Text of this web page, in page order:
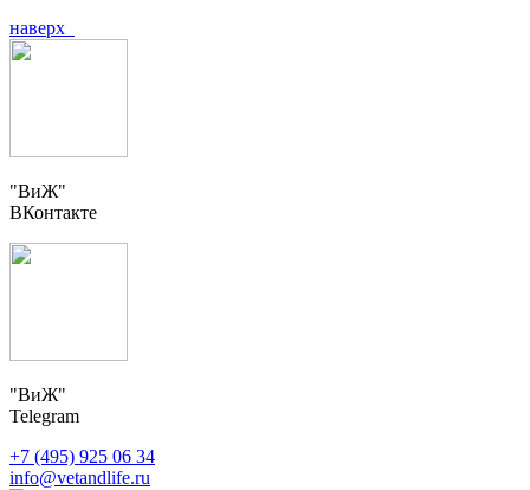
наверх
"ВиЖ"
ВКонтакте
"ВиЖ"
Telegram
+7 (495) 925 06 34
info@vetandlife.ru